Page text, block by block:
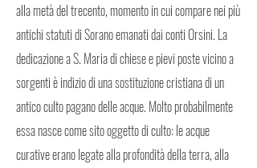
alla metà del trecento, momento in cui compare nei più
antichi statuti di Sorano emanati dai conti Orsini. La
dedicazione a S. Maria di chiese e pievi poste vicino a
sorgenti è indizio di una sostituzione cristiana di un
antico culto pagano delle acque. Molto probabilmente
essa nasce come sito oggetto di culto: le acque
curative erano legate alla profondità della terra, alla